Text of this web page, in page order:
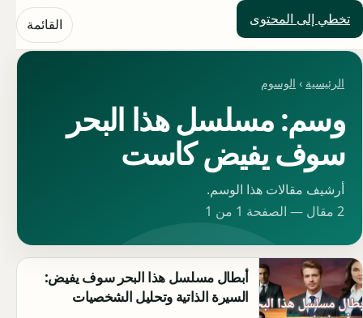
تخطي إلى المحتوى
حلول العالم القائمة
الرئيسية › الوسوم
وسم: مسلسل هذا البحر
سوف يفيض كاست
أرشيف مقالات هذا الوسم.
2 مقال — الصفحة 1 من 1
أبطال مسلسل هذا البحر سوف يفيض:
السيرة الذاتية وتحليل الشخصيات